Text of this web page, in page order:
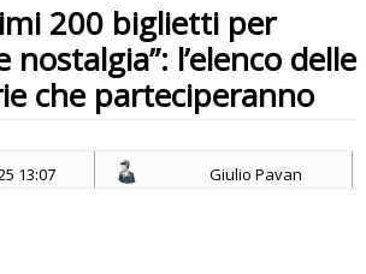
200 biglietti per
nostalgia”: l’elenco delle
che parteciperanno
13:07 Giulio Pavan